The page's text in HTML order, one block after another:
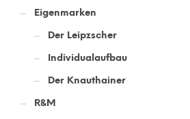
Eigenmarken
Der Leipzscher
Individualaufbau
Der Knauthainer
R&M